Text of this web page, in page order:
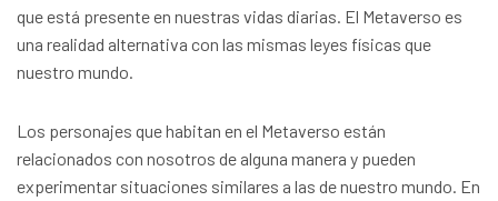
que está presente en nuestras vidas diarias. El Metaverso es
una realidad alternativa con las mismas leyes físicas que
nuestro mundo.
Los personajes que habitan en el Metaverso están
relacionados con nosotros de alguna manera y pueden
experimentar situaciones similares a las de nuestro mundo. En